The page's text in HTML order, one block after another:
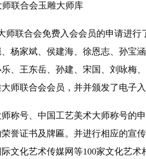
联合会玉雕大师库
联合会免费入会会员的申请进
杨家斌、侯建海、徐恩志、孙宝
、王东岳、孙建、宋国、刘咏梅
师联合会会员，并并颁发了电子
称号、中国工艺美术大师称号的
誉证书及牌匾。并进行相应的宣
文化艺术传媒网等100家文化艺术